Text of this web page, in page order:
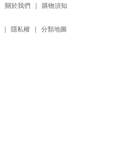
關於我們 | 購物須知
| 隱私權 | 分類地圖